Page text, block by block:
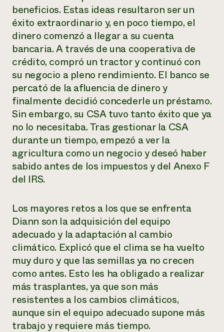
beneficios. Estas ideas resultaron ser un
éxito extraordinario y, en poco tiempo, el
dinero comenzó a llegar a su cuenta
bancaria. A través de una cooperativa de
crédito, compró un tractor y continuó con
su negocio a pleno rendimiento. El banco se
percató de la afluencia de dinero y
finalmente decidió concederle un préstamo.
Sin embargo, su CSA tuvo tanto éxito que ya
no lo necesitaba. Tras gestionar la CSA
durante un tiempo, empezó a ver la
agricultura como un negocio y deseó haber
sabido antes de los impuestos y del Anexo F
del IRS.
Los mayores retos a los que se enfrenta
Diann son la adquisición del equipo
adecuado y la adaptación al cambio
climático. Explicó que el clima se ha vuelto
muy duro y que las semillas ya no crecen
como antes. Esto les ha obligado a realizar
más trasplantes, ya que son más
resistentes a los cambios climáticos,
aunque sin el equipo adecuado supone más
trabajo y requiere más tiempo.